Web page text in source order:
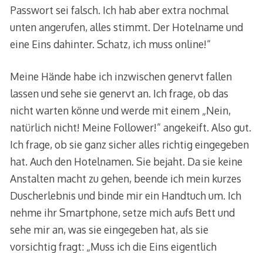
Passwort sei falsch. Ich hab aber extra nochmal
unten angerufen, alles stimmt. Der Hotelname und
eine Eins dahinter. Schatz, ich muss online!“
Meine Hände habe ich inzwischen genervt fallen
lassen und sehe sie genervt an. Ich frage, ob das
nicht warten könne und werde mit einem „Nein,
natürlich nicht! Meine Follower!“ angekeift. Also gut.
Ich frage, ob sie ganz sicher alles richtig eingegeben
hat. Auch den Hotelnamen. Sie bejaht. Da sie keine
Anstalten macht zu gehen, beende ich mein kurzes
Duscherlebnis und binde mir ein Handtuch um. Ich
nehme ihr Smartphone, setze mich aufs Bett und
sehe mir an, was sie eingegeben hat, als sie
vorsichtig fragt: „Muss ich die Eins eigentlich